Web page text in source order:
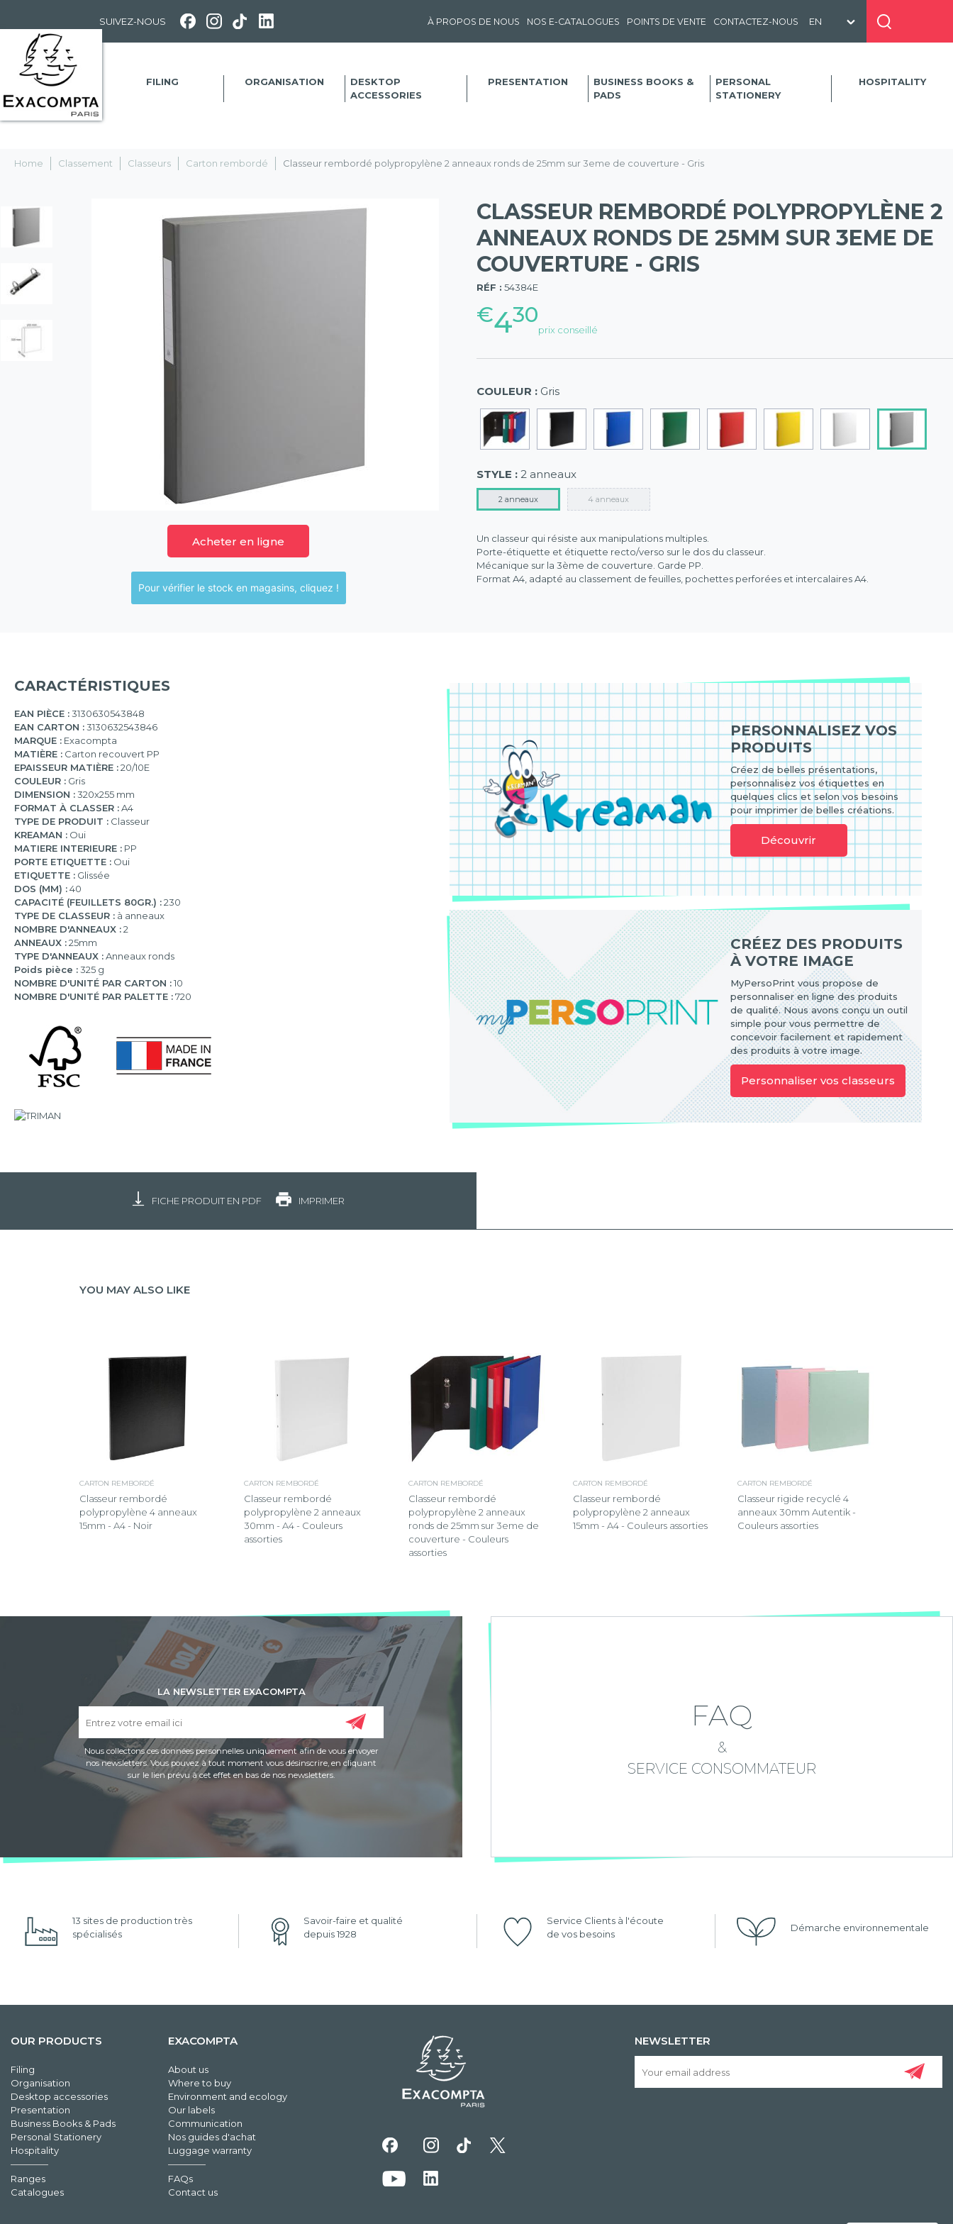
SUIVEZ-NOUS À PROPOS DE NOUS NOS E-CATALOGUES POINTS DE VENTE CONTACTEZ-NOUS
FILING ORGANISATION
DESKTOP
ACCESSORIES
PRESENTATION
BUSINESS BOOKS &
PADS
PERSONAL
STATIONERY
HOSPITALITY
Home Classement Classeurs Carton rembordé Classeur rembordé polypropylène 2 anneaux ronds de 25mm sur 3eme de couverture - Gris
Acheter en ligne
Pour vérifier le stock en magasins, cliquez !
CLASSEUR REMBORDÉ POLYPROPYLÈNE 2
ANNEAUX RONDS DE 25MM SUR 3EME DE
COUVERTURE - GRIS
RÉF : 54384E
€430
prix conseillé
(57)
COULEUR : Gris
STYLE : 2 anneaux
2 anneaux 4 anneaux
Un classeur qui résiste aux manipulations multiples.
Porte-étiquette et étiquette recto/verso sur le dos du classeur.
Mécanique sur la 3ème de couverture. Garde PP.
Format A4, adapté au classement de feuilles, pochettes perforées et intercalaires A4.
CARACTÉRISTIQUES
EAN PIÈCE :3130630543848
EAN CARTON :3130632543846
MARQUE : Exacompta
MATIÈRE : Carton recouvert PP
EPAISSEUR MATIÈRE :20/10E
COULEUR : Gris
DIMENSION :320x255 mm
FORMAT À CLASSER :A4
TYPE DE PRODUIT : Classeur
KREAMAN : Oui
MATIERE INTERIEURE : PP
PORTE ETIQUETTE : Oui
ETIQUETTE : Glissée
DOS (MM) :40
CAPACITÉ (FEUILLETS 80GR.) :230
TYPE DE CLASSEUR : à anneaux
NOMBRE D'ANNEAUX :2
ANNEAUX :25mm
TYPE D'ANNEAUX :Anneaux ronds
Poids pièce :325 g
NOMBRE D'UNITÉ PAR CARTON :10
NOMBRE D'UNITÉ PAR PALETTE :720
PERSONNALISEZ VOS
PRODUITS
Créez de belles présentations,
personnalisez vos étiquettes en
quelques clics et selon vos besoins
pour imprimer de belles créations.
Découvrir
CRÉEZ DES PRODUITS
À VOTRE IMAGE
MyPersoPrint vous propose de
personnaliser en ligne des produits
de qualité. Nous avons conçu un outil
simple pour vous permettre de
concevoir facilement et rapidement
des produits à votre image.
Personnaliser vos classeurs
FICHE PRODUIT EN PDF IMPRIMER
YOU MAY ALSO LIKE
CARTON REMBORDÉ
Classeur rembordé
polypropylène 4 anneaux
15mm - A4 - Noir
CARTON REMBORDÉ
Classeur rembordé
polypropylène 2 anneaux
30mm - A4 - Couleurs
assorties
CARTON REMBORDÉ
Classeur rembordé
polypropylène 2 anneaux
ronds de 25mm sur 3eme de
couverture - Couleurs
assorties
CARTON REMBORDÉ
Classeur rembordé
polypropylène 2 anneaux
15mm - A4 - Couleurs assorties
CARTON REMBORDÉ
Classeur rigide recyclé 4
anneaux 30mm Autentik -
Couleurs assorties
LA NEWSLETTER EXACOMPTA
Nous collectons ces données personnelles uniquement afin de vous envoyer
nos newsletters. Vous pouvez à tout moment vous désinscrire, en cliquant
sur le lien prévu à cet effet en bas de nos newsletters.
FAQ
&
SERVICE CONSOMMATEUR
13 sites de production très
spécialisés
Savoir-faire et qualité
depuis 1928
Service Clients à l'écoute
de vos besoins
Démarche environnementale
OUR PRODUCTS
Filing
Organisation
Desktop accessories
Presentation
Business Books & Pads
Personal Stationery
Hospitality
Ranges
Catalogues
EXACOMPTA
About us
Where to buy
Environment and ecology
Our labels
Communication
Nos guides d'achat
Luggage warranty
FAQs
Contact us
NEWSLETTER